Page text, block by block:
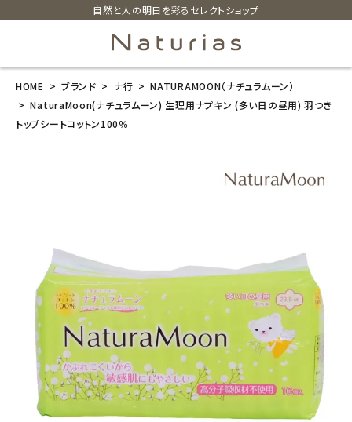
自然と人の明日を彩るセレクトショップ
search
NaturaMoon
(ナチュラムー
ン) 生理用ナプ
キン (多い日の
昼用) 羽つき ト
ップシートコッ
トン100％
(税込)
HOME ブランド ナ行
NATURAMOON（ナチュラムーン）
NaturaMoon(ナチュラムーン) 生理用ナプキン (多い日の昼用) 羽つき
トップシートコットン100％